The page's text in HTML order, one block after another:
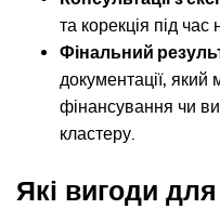
та корекція під час
Фінальний
документації,
фінансування чи
кластеру.
Які вигоди